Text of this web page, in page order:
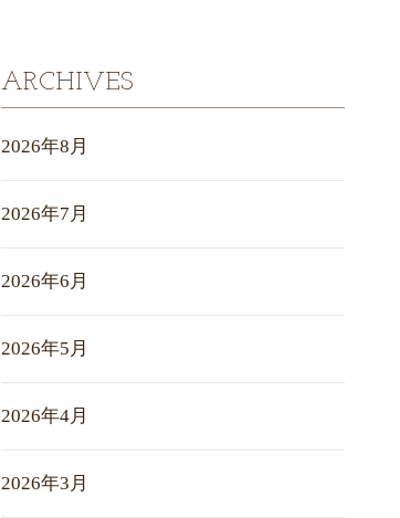
ARCHIVES
2026年8月
2026年7月
2026年6月
2026年5月
2026年4月
2026年3月